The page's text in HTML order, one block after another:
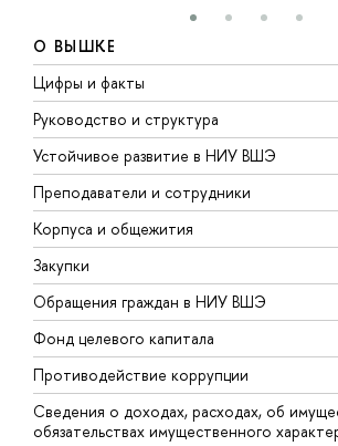
О ВЫШКЕ
Цифры и факты
Руководство и структура
Устойчивое развитие в НИУ ВШЭ
Преподаватели и сотрудники
Корпуса и общежития
Закупки
Обращения граждан в НИУ ВШЭ
Фонд целевого капитала
Противодействие коррупции
Сведения о доходах, расходах, об
обязательствах имущественного